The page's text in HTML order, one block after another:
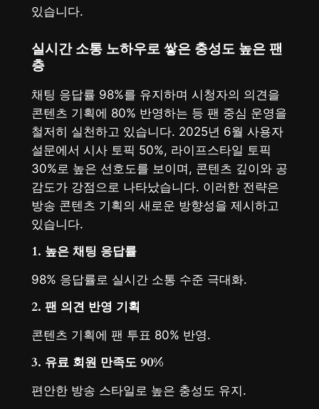
있습니다.
실시간 소통 노하우로 쌓은 충성도 높은 팬
층
채팅 응답률 98%를 유지하며 시청자의 의견을
콘텐츠 기획에 80% 반영하는 등 팬 중심 운영을
철저히 실천하고 있습니다. 2025년 6월 사용자
설문에서 시사 토픽 50%, 라이프스타일 토픽
30%로 높은 선호도를 보이며, 콘텐츠 깊이와 공
감도가 강점으로 나타났습니다. 이러한 전략은
방송 콘텐츠 기획의 새로운 방향성을 제시하고
있습니다.
1. 높은 채팅 응답률
98% 응답률로 실시간 소통 수준 극대화.
2. 팬 의견 반영 기획
콘텐츠 기획에 팬 투표 80% 반영.
3. 유료 회원 만족도 90%
편안한 방송 스타일로 높은 충성도 유지.